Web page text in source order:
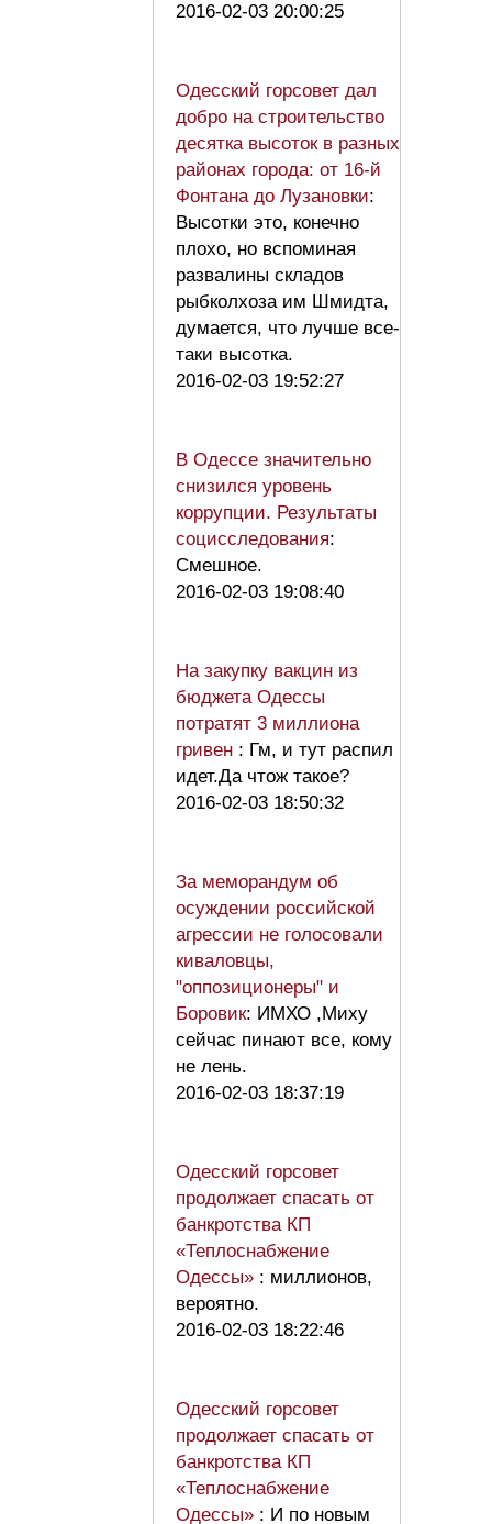
2016-02-03 20:00:25
Одесский горсовет дал
добро на строительство
десятка высоток в разных
районах города: от 16-й
Фонтана до Лузановки:
Высотки это, конечно
плохо, но вспоминая
развалины складов
рыбколхоза им Шмидта,
думается, что лучше все-
таки высотка.
2016-02-03 19:52:27
В Одессе значительно
снизился уровень
коррупции. Результаты
социсследования:
Смешное.
2016-02-03 19:08:40
На закупку вакцин из
бюджета Одессы
потратят 3 миллиона
гривен : Гм, и тут распил
идет.Да чтож такое?
2016-02-03 18:50:32
За меморандум об
осуждении российской
агрессии не голосовали
киваловцы,
"оппозиционеры" и
Боровик: ИМХО ,Миху
сейчас пинают все, кому
не лень.
2016-02-03 18:37:19
Одесский горсовет
продолжает спасать от
банкротства КП
«Теплоснабжение
Одессы» : миллионов,
вероятно.
2016-02-03 18:22:46
Одесский горсовет
продолжает спасать от
банкротства КП
«Теплоснабжение
Одессы» : И по новым